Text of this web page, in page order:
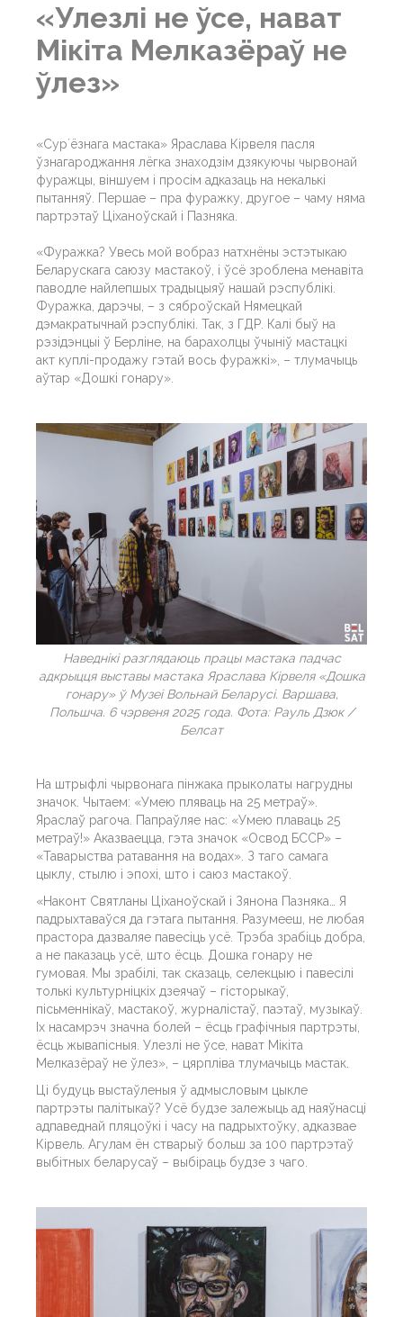
«Улезлі не ўсе, нават
Мікіта Мелказёраў не
ўлез»
«Сурʼёзнага мастака» Яраслава Кірвеля пасля
ўзнагароджання лёгка знаходзім дзякуючы чырвонай
фуражцы, віншуем і просім адказаць на некалькі
пытанняў. Першае – пра фуражку, другое – чаму няма
партрэтаў Ціханоўскай і Пазняка.
«Фуражка? Увесь мой вобраз натхнёны эстэтыкаю
Беларускага саюзу мастакоў, і ўсё зроблена менавіта
паводле найлепшых традыцыяў нашай рэспублікі.
Фуражка, дарэчы, – з сяброўскай Нямецкай
дэмакратычнай рэспублікі. Так, з ГДР. Калі быў на
рэзідэнцыі ў Берліне, на барахолцы ўчыніў мастацкі
акт куплі-продажу гэтай вось фуражкі», – тлумачыць
аўтар «Дошкі гонару».
Наведнікі разглядаюць працы мастака падчас
адкрыцця выставы мастака Яраслава Кірвеля «Дошка
гонару» ў Музеі Вольнай Беларусі. Варшава,
Польшча. 6 чэрвеня 2025 года. Фота: Рауль Дзюк /
Белсат
На штрыфлі чырвонага пінжака прыколаты нагрудны
значок. Чытаем: «Умею пляваць на 25 метраў».
Яраслаў рагоча. Папраўляе нас: «Умею плаваць 25
метраў!» Аказваецца, гэта значок «Освод БССР» –
«Таварыства ратавання на водах». З таго самага
цыклу, стылю і эпохі, што і саюз мастакоў.
«Наконт Святланы Ціханоўскай і Зянона Пазняка… Я
падрыхтаваўся да гэтага пытання. Разумееш, не любая
прастора дазваляе павесіць усё. Трэба зрабіць добра,
а не паказаць усё, што ёсць. Дошка гонару не
гумовая. Мы зрабілі, так сказаць, селекцыю і павесілі
толькі культурніцкіх дзеячаў – гісторыкаў,
пісьменнікаў, мастакоў, журналістаў, паэтаў, музыкаў.
Іх насамрэч значна болей – ёсць графічныя партрэты,
ёсць жывапісныя. Улезлі не ўсе, нават Мікіта
Мелказёраў не ўлез», – цярпліва тлумачыць мастак.
Ці будуць выстаўленыя ў адмысловым цыкле
партрэты палітыкаў? Усё будзе залежыць ад наяўнасці
адпаведнай пляцоўкі і часу на падрыхтоўку, адказвае
Кірвель. Агулам ён стварыў больш за 100 партрэтаў
выбітных беларусаў – выбіраць будзе з чаго.